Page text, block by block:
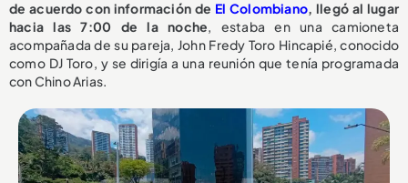
de acuerdo con información de El Colombiano, llegó al lugar
hacia las 7:00 de la noche, estaba en una camioneta
acompañada de su pareja, John Fredy Toro Hincapié, conocido
como DJ Toro, y se dirigía a una reunión que tenía programada
con Chino Arias.